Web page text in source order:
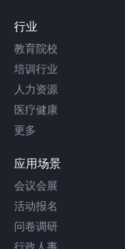
行业
教育院校
培训行业
人力资源
医疗健康
更多
应用场景
会议会展
活动报名
问卷调研
行政人事